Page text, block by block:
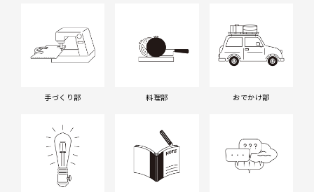
手づくり部 料理部 おでかけ部